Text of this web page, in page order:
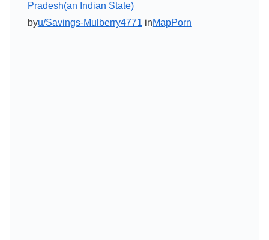
Pradesh(an Indian State)
byu/Savings-Mulberry4771 inMapPorn